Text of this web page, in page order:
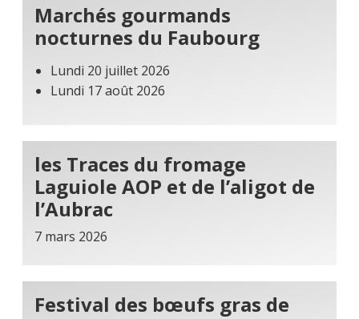
Marchés gourmands
nocturnes du Faubourg
Lundi 20 juillet 2026
Lundi 17 août 2026
les Traces du fromage
Laguiole AOP et de l’aligot de
l’Aubrac
7 mars 2026
Festival des bœufs gras de